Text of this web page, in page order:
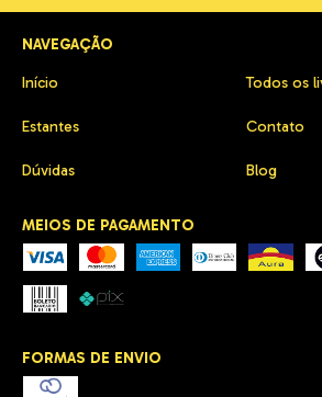
NAVEGAÇÃO
Início Todos os
Estantes Contato
Dúvidas Blog
MEIOS DE PAGAMENTO
FORMAS DE ENVIO